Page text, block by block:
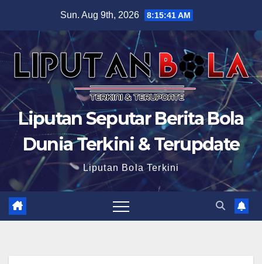
content
Sun. Aug 9th, 2026 8:15:42 AM
Liputan Seputar Berita Bola
Dunia Terkini & Terupdate
Liputan Bola Terkini